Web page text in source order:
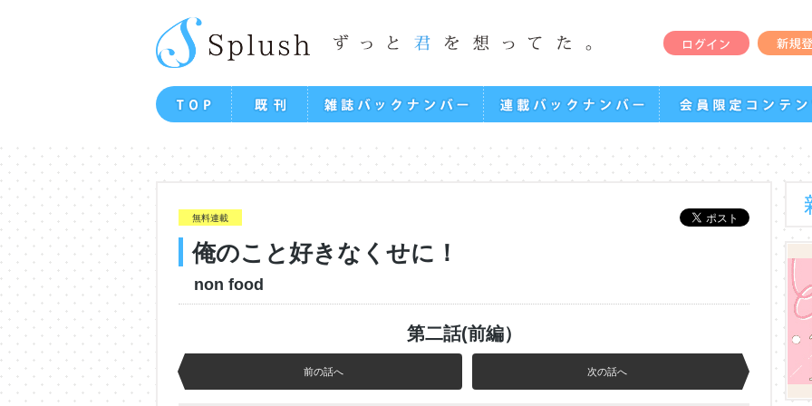
無料連載
俺のこと好きなくせに！
non food
第二話(前編）
前の話へ 次の話へ